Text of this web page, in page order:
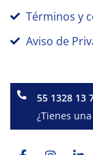
Términos y
Aviso de
55 1328 13
¿Tienes
f